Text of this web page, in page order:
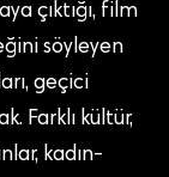
çıktığı, film
söyleyen
geçici
Farklı kültür,
kadın-